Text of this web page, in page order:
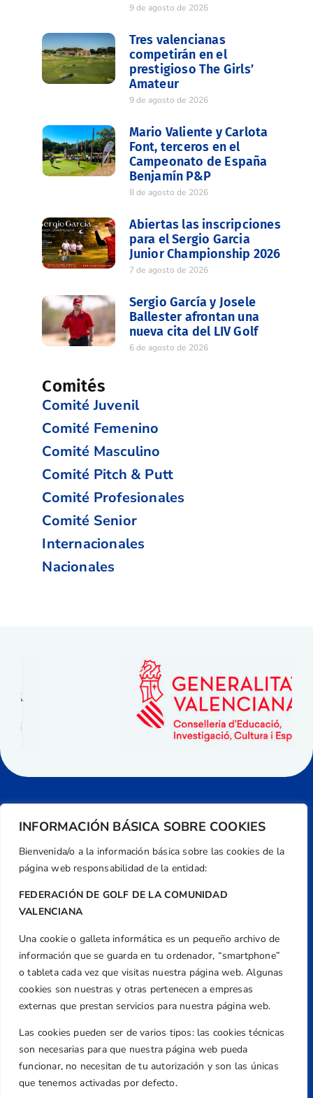
INFORMACIÓN BÁSICA SOBRE COOKIES
Bienvenida/o a la información básica sobre las cookies de la
página web responsabilidad de la entidad:
FEDERACIÓN DE GOLF DE LA COMUNIDAD
VALENCIANA
Una cookie o galleta informática es un pequeño archivo de
información que se guarda en tu ordenador, “smartphone”
o tableta cada vez que visitas nuestra página web. Algunas
cookies son nuestras y otras pertenecen a empresas
externas que prestan servicios para nuestra página web.
Las cookies pueden ser de varios tipos: las cookies técnicas
son necesarias para que nuestra página web pueda
funcionar, no necesitan de tu autorización y son las únicas
que tenemos activadas por defecto.
9 de agosto de 2026
Tres valencianas
competirán en el
prestigioso The Girls’
Amateur
9 de agosto de 2026
Mario Valiente y Carlota
Font, terceros en el
Campeonato de España
Benjamín P&P
8 de agosto de 2026
Abiertas las inscripciones
para el Sergio Garcia
Junior Championship 2026
7 de agosto de 2026
Sergio García y Josele
Ballester afrontan una
nueva cita del LIV Golf
6 de agosto de 2026
Comités
Comité Juvenil
Comité Femenino
Comité Masculino
Comité Pitch & Putt
Comité Profesionales
Comité Senior
Internacionales
Nacionales
Dirección
Centre de L´Esport, Carrer d'Isaac Peral i
Caballero, Nº 5, Despachos 2 y 3, 46980,
Valencia
+34 961 367 799
Email
federacion@golfcv.com